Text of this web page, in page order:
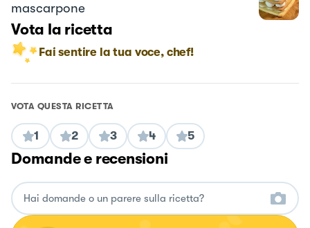
mascarpone
Vota la ricetta
Fai sentire la tua voce, chef!
VOTA QUESTA RICETTA
1 2 3 4 5
Domande e recensioni